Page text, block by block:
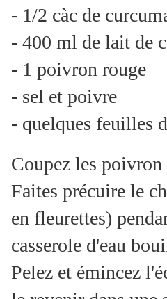
- 1/2 càc de
- 400 ml de lait de
- 1 poivron rouge
- sel et poivre
- quelques feuilles
Coupez les poivron
Faites précuire le
en fleurettes)
casserole d'eau
Pelez et émincez